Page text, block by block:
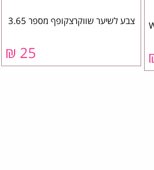
צבע לשיער שווקרצקופף מספר 3.65
25 ₪